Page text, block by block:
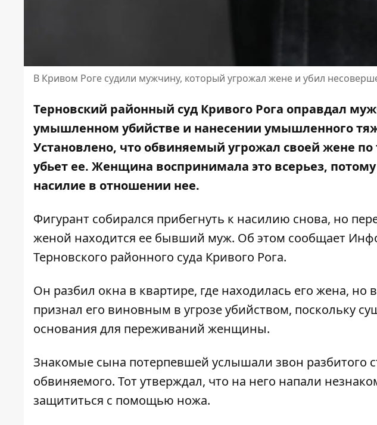
В Кривом Роге судили мужчину, который угрожал жене и убил
Терновский районный суд Кривого Рога оправдал
умышленном убийстве и нанесении умышленного
Установлено, что обвиняемый угрожал своей жене по
убьет ее. Женщина воспринимала это всерьез,
насилие в отношении нее.
Фигурант собирался прибегнуть к насилию снова, но
женой находится ее бывший муж. Об этом сообщает
Терновского районного суда Кривого Рога.
Он разбил окна в квартире, где находилась его жена, но
признал его виновным в угрозе убийством, поскольку
основания для переживаний женщины.
Знакомые сына потерпевшей услышали звон разбитого
обвиняемого. Тот утверждал, что на него напали
защититься с помощью ножа.